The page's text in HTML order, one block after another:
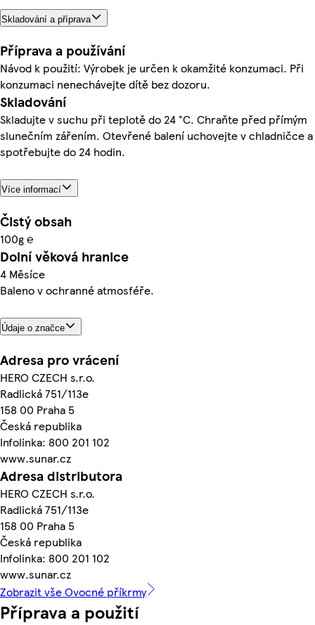
Skladování a příprava
Příprava a používání
Návod k použití: Výrobek je určen k okamžité konzumaci. Při
konzumaci nenechávejte dítě bez dozoru.
Skladování
Skladujte v suchu při teplotě do 24 °C. Chraňte před přímým
slunečním zářením. Otevřené balení uchovejte v chladničce a
spotřebujte do 24 hodin.
Více informací
Čistý obsah
100g ℮
Dolní věková hranice
4 Měsíce
Baleno v ochranné atmosféře.
Údaje o značce
Adresa pro vrácení
HERO CZECH s.r.o.
Radlická 751/113e
158 00 Praha 5
Česká republika
Infolinka: 800 201 102
www.sunar.cz
Adresa distributora
HERO CZECH s.r.o.
Radlická 751/113e
158 00 Praha 5
Česká republika
Infolinka: 800 201 102
www.sunar.cz
Zobrazit vše Ovocné příkrmy
Příprava a použití